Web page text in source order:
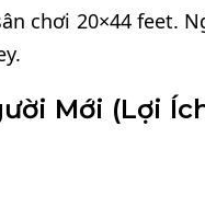
chơi 20×44 feet.
Mới (Lợi